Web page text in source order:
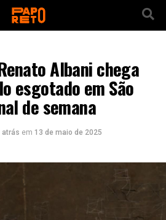
Albani chega
esgotado em São
de semana
atrás em 13 de maio de 2025